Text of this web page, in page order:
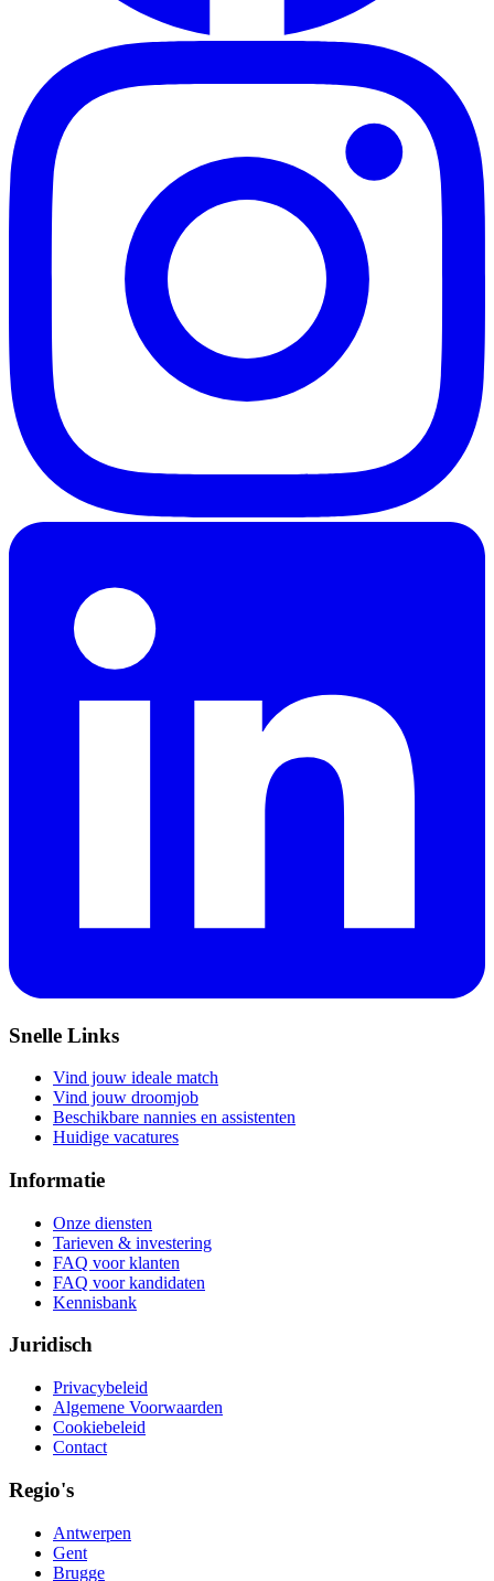
Snelle Links
Vind jouw ideale match
Vind jouw droomjob
Beschikbare nannies en assistenten
Huidige vacatures
Informatie
Onze diensten
Tarieven & investering
FAQ voor klanten
FAQ voor kandidaten
Kennisbank
Juridisch
Privacybeleid
Algemene Voorwaarden
Cookiebeleid
Contact
Regio's
Antwerpen
Gent
Brugge